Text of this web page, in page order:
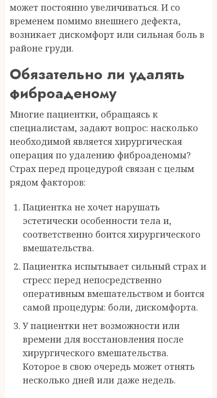
может постоянно увеличиваться. И со
временем помимо внешнего дефекта,
возникает дискомфорт или сильная боль в
районе груди.
Обязательно ли удалять
фиброаденому
Многие пациентки, обращаясь к
специалистам, задают вопрос: насколько
необходимой является хирургическая
операция по удалению фиброаденомы?
Страх перед процедурой связан с целым
рядом факторов:
Пациентка не хочет нарушать
эстетически особенности тела и,
соответственно боится хирургического
вмешательства.
Пациентка испытывает сильный страх и
стресс перед непосредственно
оперативным вмешательством и боится
самой процедуры: боли, дискомфорта.
У пациентки нет возможности или
времени для восстановления после
хирургического вмешательства.
Которое в свою очередь может отнять
несколько дней или даже недель.